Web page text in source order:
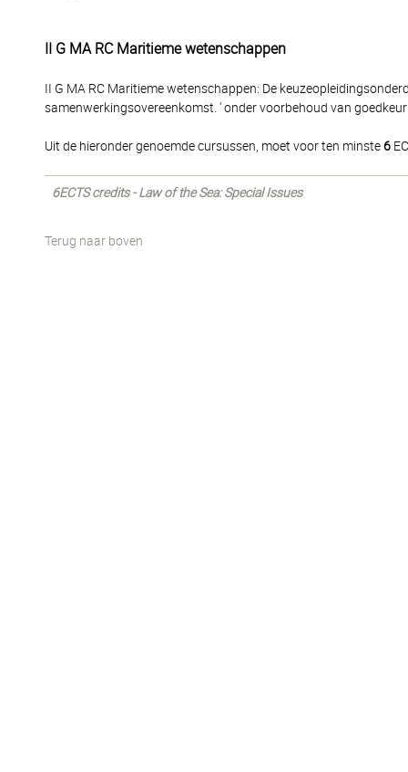
II G MA RC Maritieme wetenschappen
II G MA RC Maritieme wetenschappen: De
samenwerkingsovereenkomst. ' onder voorbehoud van
Uit de hieronder genoemde cursussen, moet voor ten minste6
6ECTS credits - Law of the Sea: Special Issues
Terug naar boven